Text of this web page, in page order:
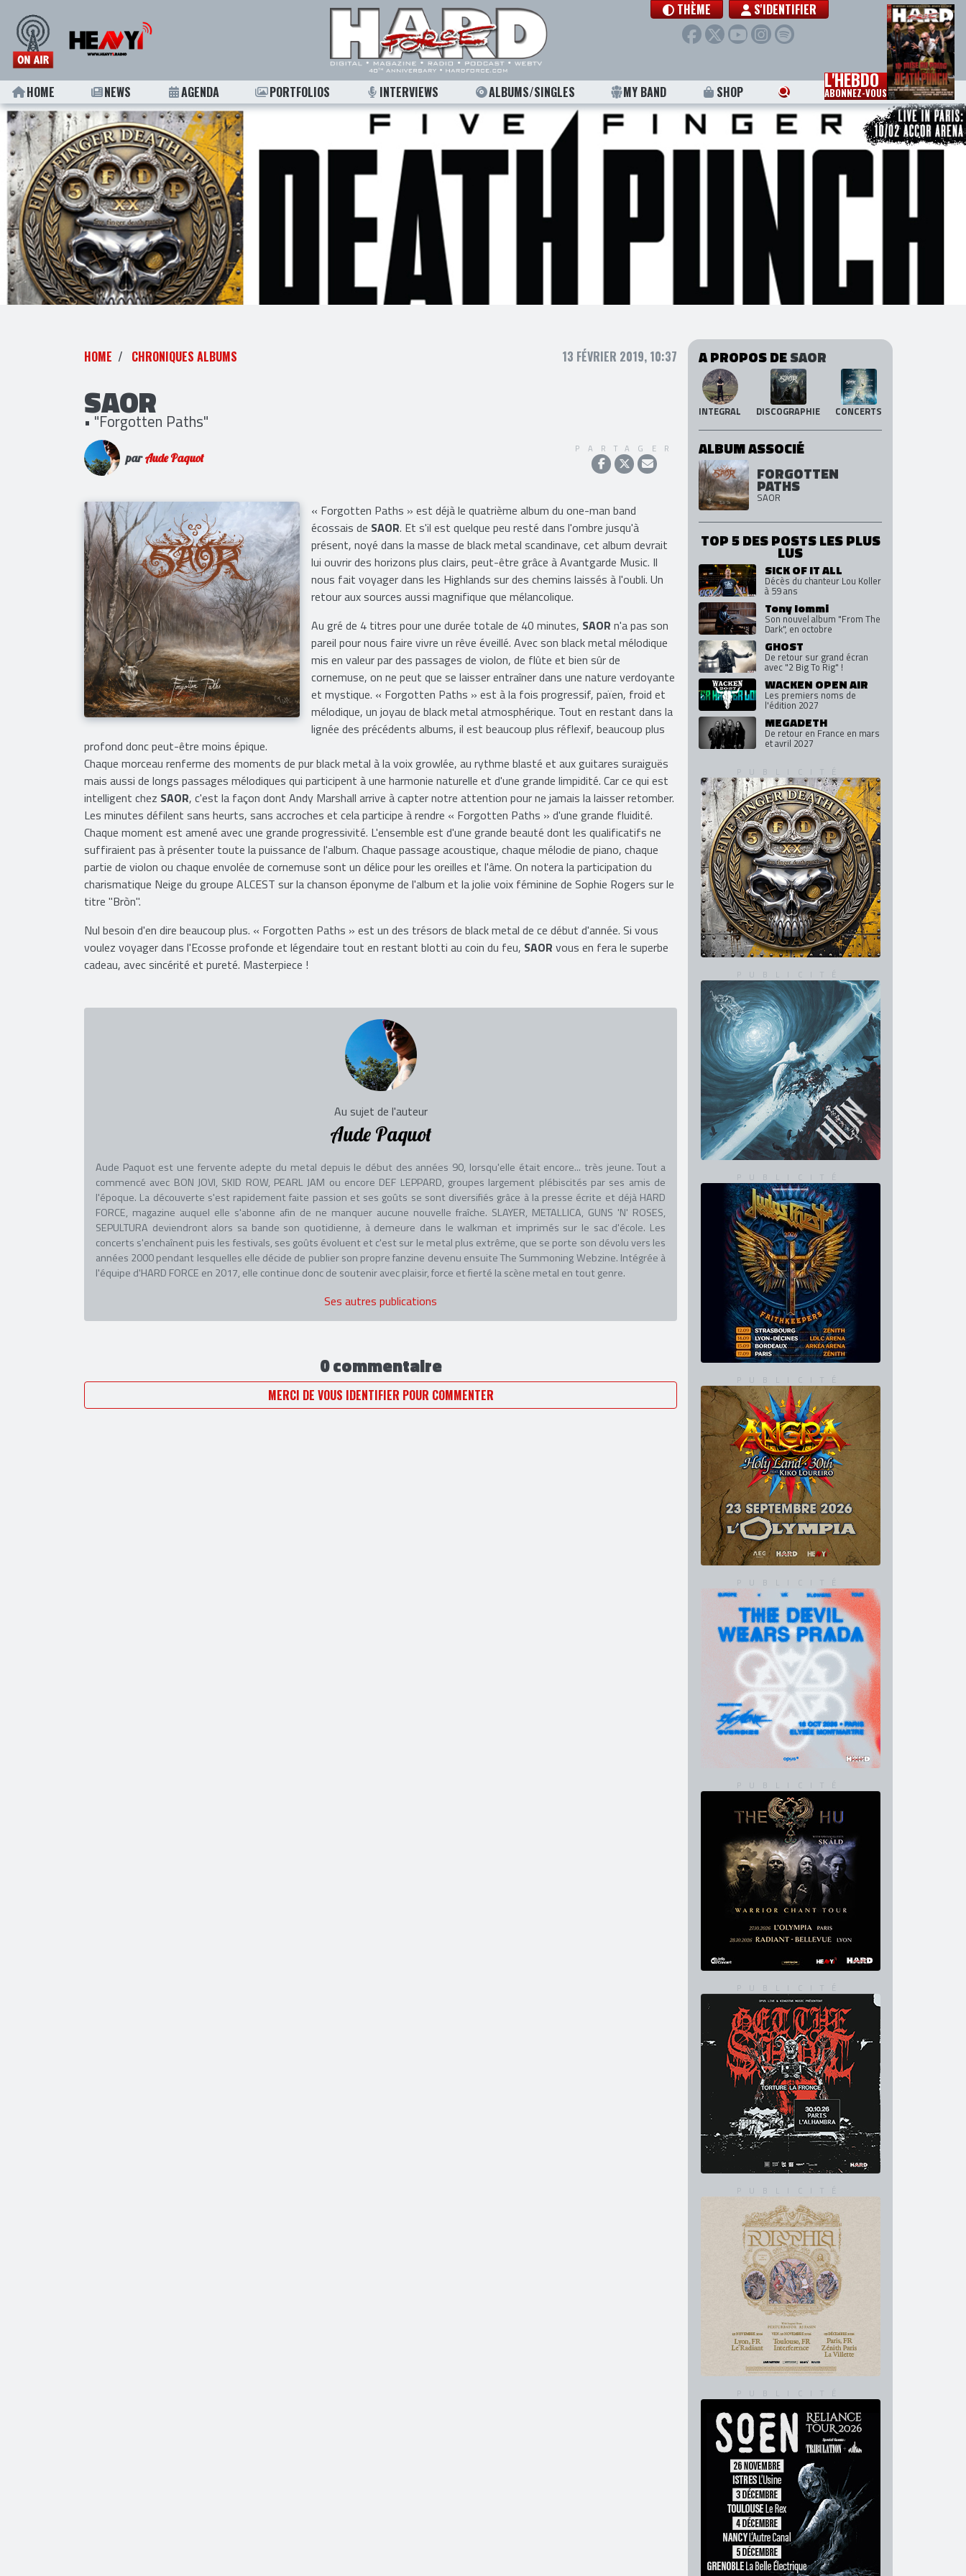
THÈME S'IDENTIFIER
HOME NEWS AGENDA PORTFOLIOS INTERVIEWS ALBUMS/SINGLES MY BAND SHOP L'HEBDO
ABONNEZ-VOUS
HOME CHRONIQUES ALBUMS 13 FÉVRIER 2019, 10:37
SAOR
• "Forgotten Paths"
parAude Paquot
PARTAGER
« Forgotten Paths » est déjà le quatrième album du one-man band
écossais de SAOR. Et s'il est quelque peu resté dans l'ombre jusqu'à
présent, noyé dans la masse de black metal scandinave, cet album devrait
lui ouvrir des horizons plus clairs, peut-être grâce à Avantgarde Music. Il
nous fait voyager dans les Highlands sur des chemins laissés à l'oubli. Un
retour aux sources aussi magnifique que mélancolique.
Au gré de 4 titres pour une durée totale de 40 minutes, SAOR n'a pas son
pareil pour nous faire vivre un rêve éveillé. Avec son black metal mélodique
mis en valeur par des passages de violon, de flûte et bien sûr de
cornemuse, on ne peut que se laisser entraîner dans une nature verdoyante
et mystique. « Forgotten Paths » est à la fois progressif, païen, froid et
mélodique, un joyau de black metal atmosphérique. Tout en restant dans la
lignée des précédents albums, il est beaucoup plus réflexif, beaucoup plus
profond donc peut-être moins épique.
Chaque morceau renferme des moments de pur black metal à la voix growlée, au rythme blasté et aux guitares suraiguës
mais aussi de longs passages mélodiques qui participent à une harmonie naturelle et d'une grande limpidité. Car ce qui est
intelligent chez SAOR, c'est la façon dont Andy Marshall arrive à capter notre attention pour ne jamais la laisser retomber.
Les minutes défilent sans heurts, sans accroches et cela participe à rendre « Forgotten Paths » d'une grande fluidité.
​Chaque moment est amené avec une grande progressivité. L'ensemble est d'une grande beauté dont les qualificatifs ne
suffiraient pas à présenter toute la puissance de l'album. Chaque passage acoustique, chaque mélodie de piano, chaque
partie de violon ou chaque envolée de cornemuse sont un délice pour les oreilles et l'âme. On notera la participation du
charismatique Neige du groupe ALCEST sur la chanson éponyme de l'album et la jolie voix féminine de Sophie Rogers sur le
titre "Bròn".
Nul besoin d'en dire beaucoup plus. « Forgotten Paths » est un des trésors de black metal de ce début d'année. Si vous
voulez voyager dans l'Ecosse profonde et légendaire tout en restant blotti au coin du feu, SAOR vous en fera le superbe
cadeau, avec sincérité et pureté. Masterpiece !
Au sujet de l'auteur
Aude Paquot
Aude Paquot est une fervente adepte du metal depuis le début des années 90, lorsqu'elle était encore... très jeune. Tout a
commencé avec BON JOVI, SKID ROW, PEARL JAM ou encore DEF LEPPARD, groupes largement plébiscités par ses amis de
l'époque. La découverte s'est rapidement faite passion et ses goûts se sont diversifiés grâce à la presse écrite et déjà HARD
FORCE, magazine auquel elle s'abonne afin de ne manquer aucune nouvelle fraîche. SLAYER, METALLICA, GUNS 'N' ROSES,
SEPULTURA deviendront alors sa bande son quotidienne, à demeure dans le walkman et imprimés sur le sac d'école. Les
concerts s'enchaînent puis les festivals, ses goûts évoluent et c'est sur le metal plus extrême, que se porte son dévolu vers les
années 2000 pendant lesquelles elle décide de publier son propre fanzine devenu ensuite The Summoning Webzine. Intégrée à
l'équipe d'HARD FORCE en 2017, elle continue donc de soutenir avec plaisir, force et fierté la scène metal en tout genre.
Ses autres publications
0 commentaire
MERCI DE VOUS IDENTIFIER POUR COMMENTER
A PROPOS DESAOR
INTEGRAL DISCOGRAPHIE CONCERTS
ALBUM ASSOCIÉ
FORGOTTEN
PATHS
SAOR
TOP 5 DES POSTS LES PLUS
LUS
SICK OF IT ALL
Décès du chanteur Lou Koller
à 59 ans
Tony Iommi
Son nouvel album "From The
Dark", en octobre
GHOST
De retour sur grand écran
avec "2 Big To Rig" !
WACKEN OPEN AIR
Les premiers noms de
l'édition 2027
MEGADETH
De retour en France en mars
et avril 2027